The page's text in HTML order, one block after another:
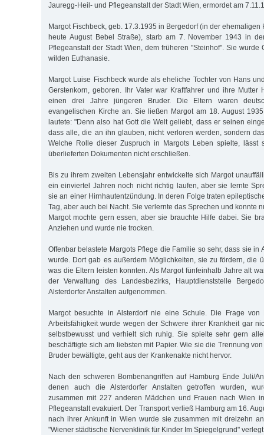
Jauregg-Heil- und Pflegeanstalt der Stadt Wien, ermordet am
Margot Fischbeck, geb. 17.3.1935 in Bergedorf (in der ehemaligen
heute August Bebel Straße), starb am 7. November 1943 in
Pflegeanstalt der Stadt Wien, dem früheren "Steinhof". Sie wurde
wilden Euthanasie.
Margot Luise Fischbeck wurde als eheliche Tochter von Hans
Gerstenkorn, geboren. Ihr Vater war Kraftfahrer und ihre Mutter
einen drei Jahre jüngeren Bruder. Die Eltern waren
evangelischen Kirche an. Sie ließen Margot am 18. August
lautete: "Denn also hat Gott die Welt geliebt, dass er seinen
dass alle, die an ihn glauben, nicht verloren werden, sondern
Welche Rolle dieser Zuspruch in Margots Leben spielte, lässt
überlieferten Dokumenten nicht erschließen.
Bis zu ihrem zweiten Lebensjahr entwickelte sich Margot
ein einviertel Jahren noch nicht richtig laufen, aber sie lernte
sie an einer Hirnhautentzündung. In deren Folge traten
Tag, aber auch bei Nacht. Sie verlernte das Sprechen und konnte
Margot mochte gern essen, aber sie brauchte Hilfe dabei. Sie
Anziehen und wurde nie trocken.
Offenbar belastete Margots Pflege die Familie so sehr, dass sie in
wurde. Dort gab es außerdem Möglichkeiten, sie zu fördern, die
was die Eltern leisten konnten. Als Margot fünfeinhalb Jahre alt
der Verwaltung des Landesbezirks, Hauptdienststelle
Alsterdorfer Anstalten aufgenommen.
Margot besuchte in Alsterdorf nie eine Schule. Die Frage von
Arbeitsfähigkeit wurde wegen der Schwere ihrer Krankheit gar
selbstbewusst und verhielt sich ruhig. Sie spielte sehr gern
beschäftigte sich am liebsten mit Papier. Wie sie die Trennung
Bruder bewältigte, geht aus der Krankenakte nicht hervor.
Nach den schweren Bombenangriffen auf Hamburg Ende Juli/
denen auch die Alsterdorfer Anstalten getroffen wurden,
zusammen mit 227 anderen Mädchen und Frauen nach Wien
Pflegeanstalt evakuiert. Der Transport verließ Hamburg am 16.
nach ihrer Ankunft in Wien wurde sie zusammen mit dreizehn
"Wiener städtische Nervenklinik für Kinder Im Spiegelgrund"